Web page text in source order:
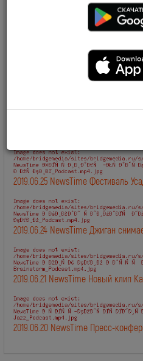
2019.06.28 NewsTime День
2019.06.27 NewsTime Новый клип
2019.06.25 NewsTime Фестиваль
2019.06.24 NewsTime Джиган
2019.06.21 NewsTime Новый клип
2019.06.20 NewsTime Пресс-